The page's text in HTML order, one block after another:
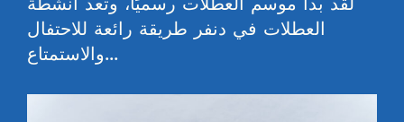
العطلات في دنفر طريقة رائعة للاحتفال
والاستمتاع...